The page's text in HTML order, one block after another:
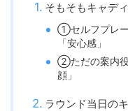
そもそもキャデ
①セルフプレー
「安心感」
②ただの案内役
顔」
ラウンド当日の